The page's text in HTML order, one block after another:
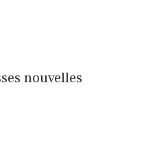
nouvelles